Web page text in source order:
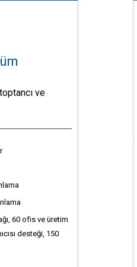
ve
60 ofis ve üretim
desteği, 150